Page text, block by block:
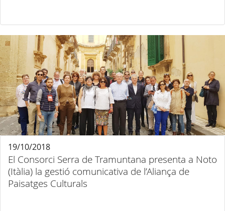
El Consorci Serra de Tramuntana presenta a Noto
(Itàlia) la gestió comunicativa de l’Aliança de
Paisatges Culturals
19/10/2018